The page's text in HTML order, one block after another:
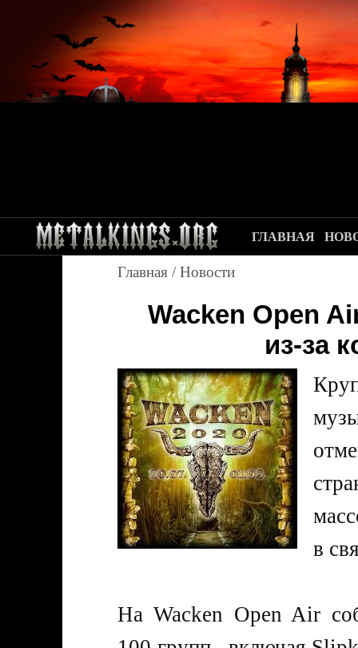
ГЛАВНАЯ
Главная / Новости
Wacken Open
из-за
в
На Wacken Open Air